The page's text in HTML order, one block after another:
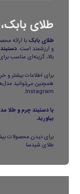
طلای
طلای بابک با ارائه
و ارزشمند است.
بالا، گزینه‌ای مناسب
برای اطلاعات بیشتر
همچنین می‌توانید
Instagram
.
با دستبند چرم و طلا
بیاورید.
برای دیدن محصولات
طلای شیدسا